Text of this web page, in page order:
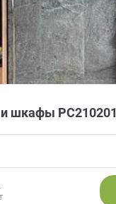
шкафы РС210201